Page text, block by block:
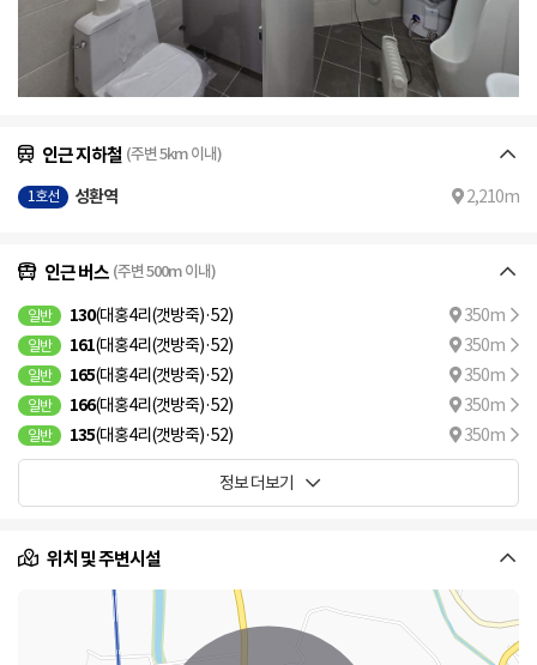
인근 지하철 (주변 5km 이내)
1호선 성환역 2,210m
인근 버스 (주변 500m 이내)
일반 130(대홍4리(갯방죽)·52) 350m
일반 161(대홍4리(갯방죽)·52) 350m
일반 165(대홍4리(갯방죽)·52) 350m
일반 166(대홍4리(갯방죽)·52) 350m
일반 135(대홍4리(갯방죽)·52) 350m
정보 더보기
위치 및 주변시설